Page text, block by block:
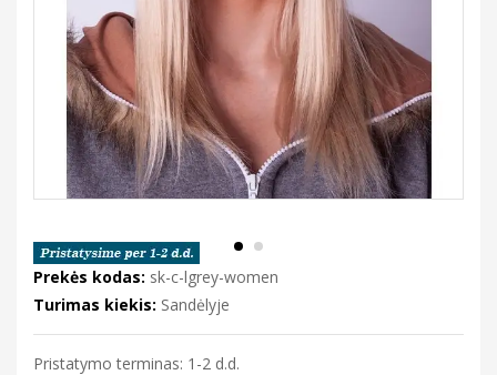
Prekės kodas: sk-c-lgrey-women
Turimas kiekis: Sandėlyje
Pristatymo terminas: 1-2 d.d.